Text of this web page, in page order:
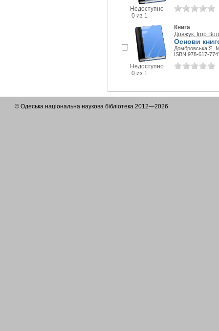
Недоступно
0 из 1
Недоступно
0 из 1
Книга
Довжук, Ігор
Основи
Домбровська Я.
ISBN 978-617-
© Одеська національна наукова бібліотека 2012—2026